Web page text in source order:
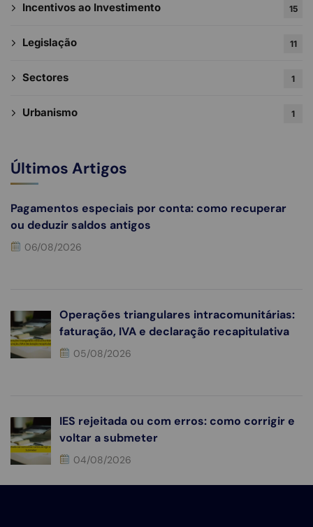
Incentivos ao Investimento 15
Legislação 11
Sectores 1
Urbanismo 1
Últimos Artigos
Pagamentos especiais por conta: como recuperar
ou deduzir saldos antigos
06/08/2026
Operações triangulares intracomunitárias:
faturação, IVA e declaração recapitulativa
05/08/2026
IES rejeitada ou com erros: como corrigir e
voltar a submeter
04/08/2026